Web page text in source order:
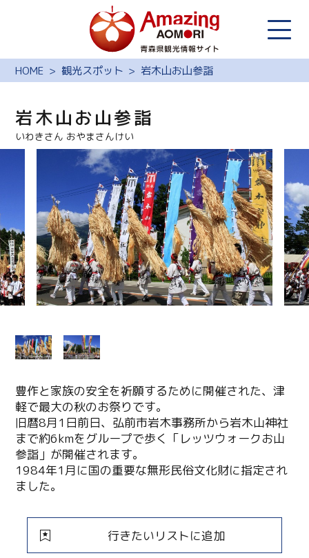
HOME 観光スポット 岩木山お山参詣
岩木山お山参詣
いわきさん おやまさんけい
豊作と家族の安全を祈願するために開催された、津
軽で最大の秋のお祭りです。
旧暦8月1日前日、弘前市岩木事務所から岩木山神社
まで約6kmをグループで歩く「レッツウォークお山
参詣」が開催されます。
1984年1月に国の重要な無形民俗文化財に指定され
ました。
行きたいリストに追加